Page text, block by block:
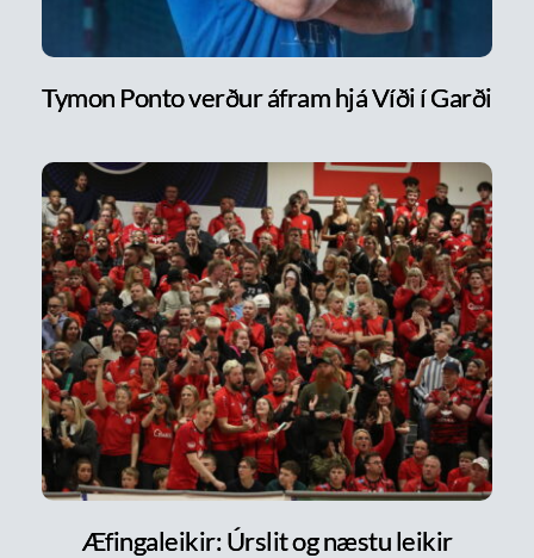
Tymon Ponto verður áfram hjá Víði í Garði
Æfingaleikir: Úrslit og næstu leikir